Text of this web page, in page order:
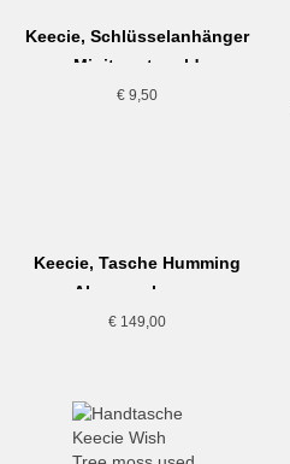
Keecie, Schlüsselanhänger
Minitweet, gold
€9,50
Keecie, Tasche Humming
Along, schwarz
€149,00